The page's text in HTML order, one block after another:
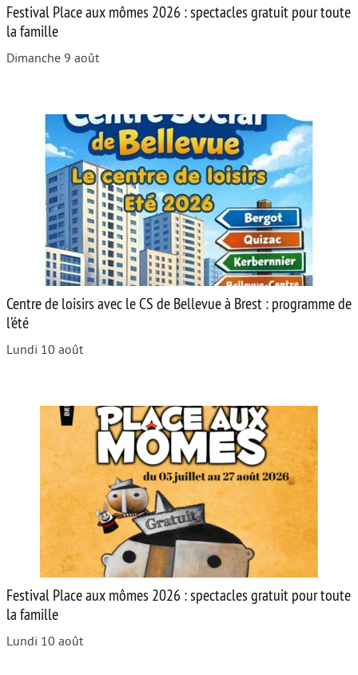
Festival Place aux mômes 2026 : spectacles gratuit pour toute
la famille
Dimanche 9 août
Centre de loisirs avec le CS de Bellevue à Brest : programme de
l’été
Lundi 10 août
Festival Place aux mômes 2026 : spectacles gratuit pour toute
la famille
Lundi 10 août